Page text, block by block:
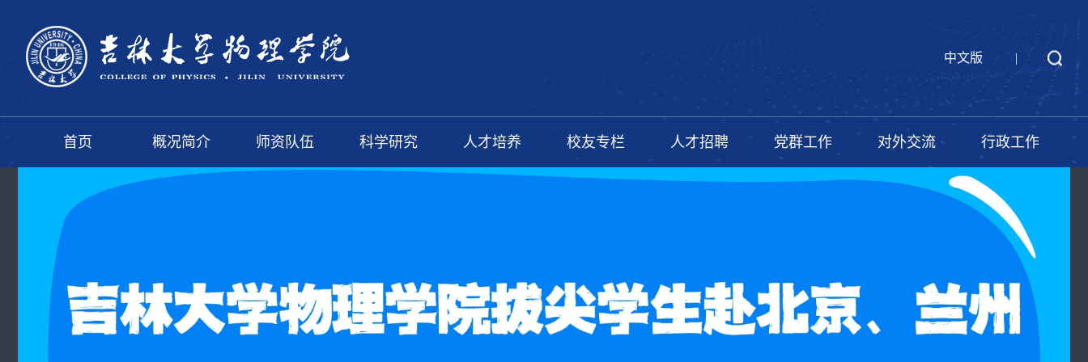
中文版 |
首页 概况简介 师资队伍 科学研究 人才培养 校友专栏 人才招聘 党群工作 对外交流 行政工作